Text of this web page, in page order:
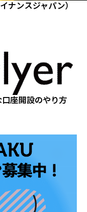
ナンスジャパン）
座開設のやり方